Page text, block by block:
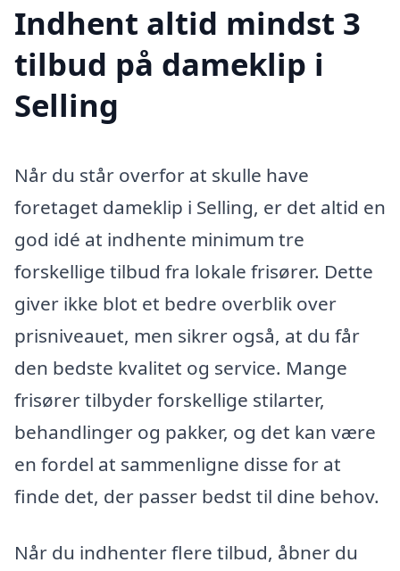
Indhent altid mindst 3
tilbud på dameklip i
Selling
Når du står overfor at skulle have
foretaget dameklip i Selling, er det altid en
god idé at indhente minimum tre
forskellige tilbud fra lokale frisører. Dette
giver ikke blot et bedre overblik over
prisniveauet, men sikrer også, at du får
den bedste kvalitet og service. Mange
frisører tilbyder forskellige stilarter,
behandlinger og pakker, og det kan være
en fordel at sammenligne disse for at
finde det, der passer bedst til dine behov.
Når du indhenter flere tilbud, åbner du